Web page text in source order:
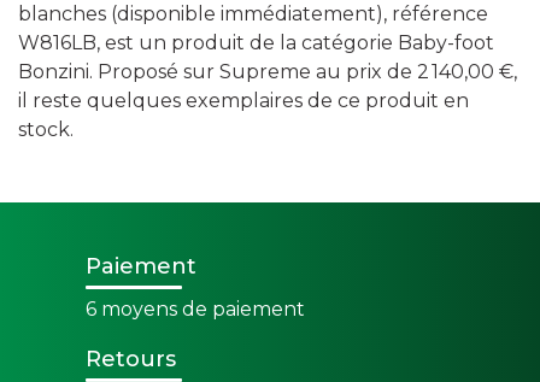
blanches (disponible immédiatement), référence
W816LB, est un produit de la catégorie Baby-foot
Bonzini. Proposé sur Supreme au prix de 2 140,00 €,
il reste quelques exemplaires de ce produit en
stock.
Paiement
6 moyens de paiement
Retours